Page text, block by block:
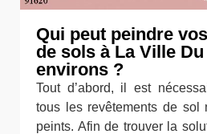
Qui peut peindre
de sols à La Ville
environs ?
Tout d’abord, il est
tous les revêtements de sol
peints. Afin de trouver la